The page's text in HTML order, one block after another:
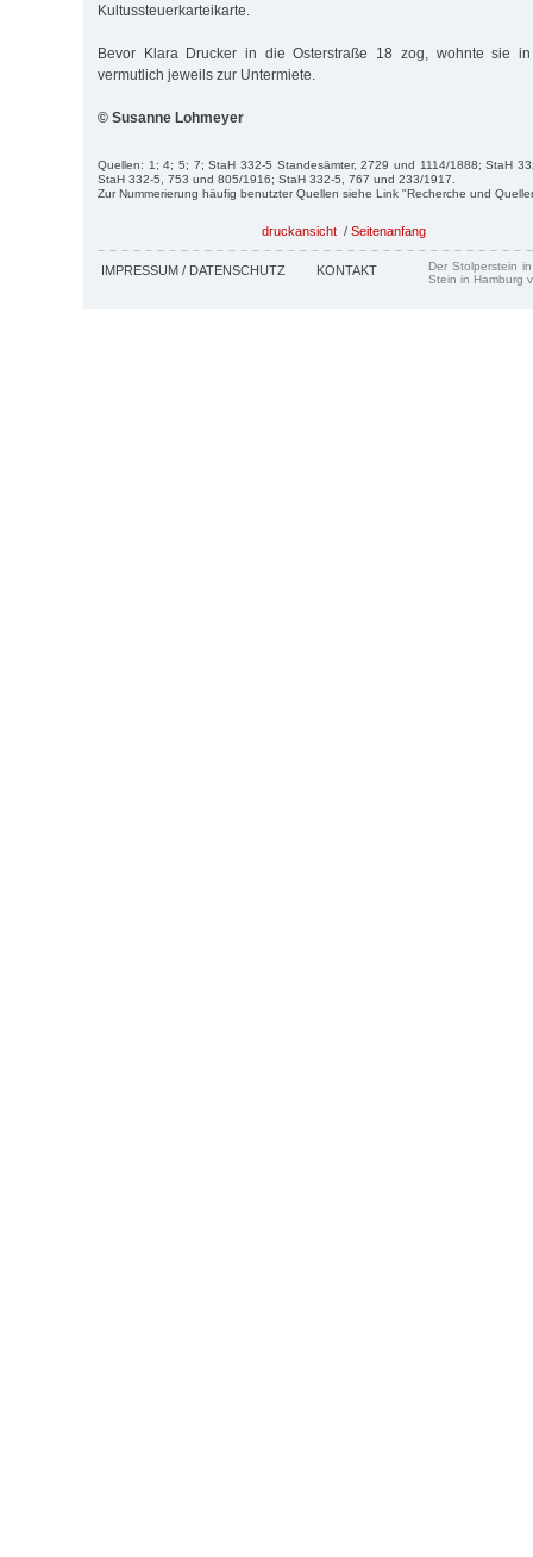
Kultussteuerkarteikarte.
Bevor Klara Drucker in die Osterstraße 18 zog, wohnte sie
vermutlich jeweils zur Untermiete.
© Susanne Lohmeyer
Quellen: 1; 4; 5; 7; StaH 332-5 Standesämter, 2729 und 1114/1888; StaH
StaH 332-5, 753 und 805/1916; StaH 332-5, 767 und 233/1917.
Zur Nummerierung häufig benutzter Quellen siehe Link "Recherche und
druckansicht / Seitenanfang
IMPRESSUM / DATENSCHUTZ KONTAKT
Der Stolperstein
Stein in Hamburg